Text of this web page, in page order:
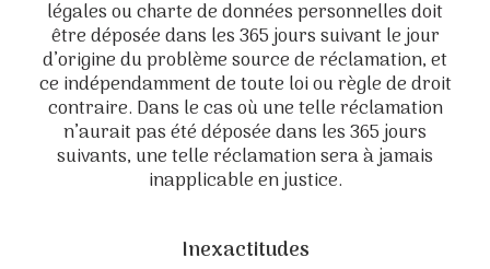
légales ou charte de données personnelles doit
être déposée dans les 365 jours suivant le jour
d’origine du problème source de réclamation, et
ce indépendamment de toute loi ou règle de droit
contraire. Dans le cas où une telle réclamation
n’aurait pas été déposée dans les 365 jours
suivants, une telle réclamation sera à jamais
inapplicable en justice.
Inexactitudes